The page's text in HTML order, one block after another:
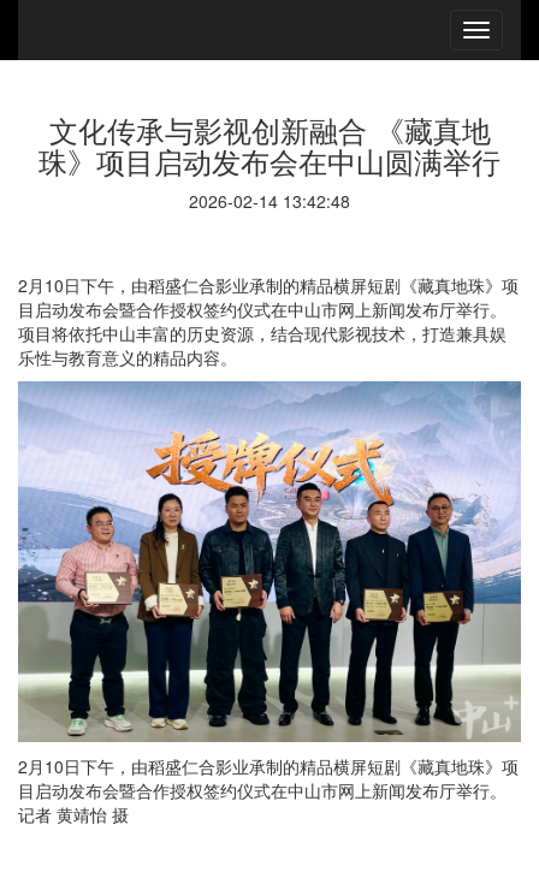
文化传承与影视创新融合 《藏真地
珠》项目启动发布会在中山圆满举行
2026-02-14 13:42:48
2月10日下午，由稻盛仁合影业承制的精品横屏短剧《藏真地珠》项
目启动发布会暨合作授权签约仪式在中山市网上新闻发布厅举行。
项目将依托中山丰富的历史资源，结合现代影视技术，打造兼具娱
乐性与教育意义的精品内容。
2月10日下午，由稻盛仁合影业承制的精品横屏短剧《藏真地珠》项
目启动发布会暨合作授权签约仪式在中山市网上新闻发布厅举行。
记者 黄靖怡 摄